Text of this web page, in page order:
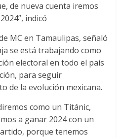
de nueva cuenta iremos
indicó
MC en Tamaulipas, señaló
se está trabajando como
electoral en todo el país
para seguir
de la evolución mexicana.
como un Titánic,
a ganar 2024 con un
porque tenemos